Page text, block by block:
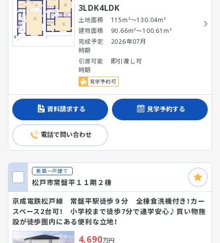
3LDK4LDK
土地面積
115m²～130.04m²
建物面積
90.66m²～100.61m²
完成予定
時期
2026年07月
引渡可能
時期
即引渡し可
見学予約可
資料請求する 見学予約する
電話で問い合わせ
新築一戸建て
松戸市常盤平１１期２棟
京成電鉄松戸線 常盤平駅徒歩９分 全棟食洗機付き！カー
スペース2台可！ 小学校まで徒歩7分で通学安心♪買い物施
設が徒歩圏内にある便利な立地！
4,690万円